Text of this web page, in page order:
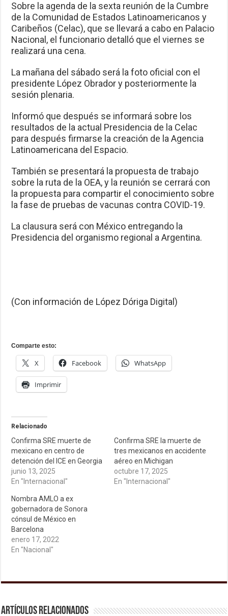
Sobre la agenda de la sexta reunión de la Cumbre
de la Comunidad de Estados Latinoamericanos y
Caribeños (Celac), que se llevará a cabo en Palacio
Nacional, el funcionario detalló que el viernes se
realizará una cena.
La mañana del sábado será la foto oficial con el
presidente López Obrador y posteriormente la
sesión plenaria.
Informó que después se informará sobre los
resultados de la actual Presidencia de la Celac
para después firmarse la creación de la Agencia
Latinoamericana del Espacio.
También se presentará la propuesta de trabajo
sobre la ruta de la OEA, y la reunión se cerrará con
la propuesta para compartir el conocimiento sobre
la fase de pruebas de vacunas contra COVID-19.
La clausura será con México entregando la
Presidencia del organismo regional a Argentina.
(Con información de López Dóriga Digital)
Comparte esto:
X Facebook WhatsApp
Imprimir
Relacionado
Confirma SRE muerte de
mexicano en centro de
detención del ICE en Georgia
junio 13, 2025
En "Internacional"
Confirma SRE la muerte de
tres mexicanos en accidente
aéreo en Michigan
octubre 17, 2025
En "Internacional"
Nombra AMLO a ex
gobernadora de Sonora
cónsul de México en
Barcelona
enero 17, 2022
En "Nacional"
Artículos relacionados